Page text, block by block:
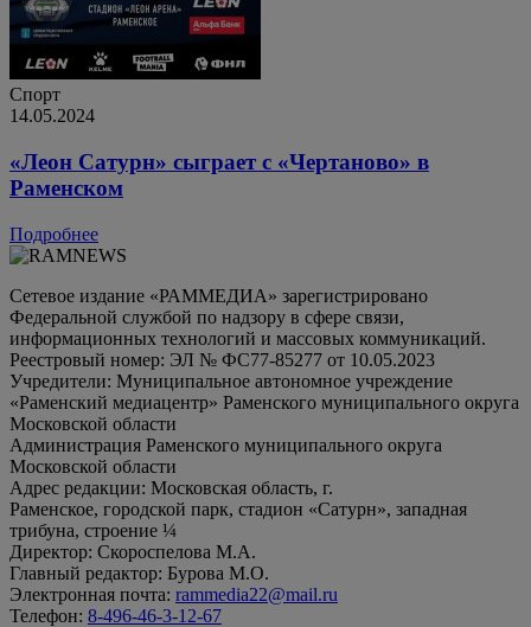
Спорт
14.05.2024
«Леон Сатурн» сыграет с «Чертаново» в
Раменском
Подробнее
Сетевое издание «РАММЕДИА» зарегистрировано
Федеральной службой по надзору в сфере связи,
информационных технологий и массовых коммуникаций.
Реестровый номер: ЭЛ № ФС77-85277 от 10.05.2023
Учредители: Муниципальное автономное учреждение
«Раменский медиацентр» Раменского муниципального округа
Московской области
Администрация Раменского муниципального округа
Московской области
Адрес редакции: Московская область, г.
Раменское, городской парк, стадион «Сатурн», западная
трибуна, строение ¼
Директор: Скороспелова М.А.
Главный редактор: Бурова М.О.
Электронная почта: rammedia22@mail.ru
Телефон: 8-496-46-3-12-67